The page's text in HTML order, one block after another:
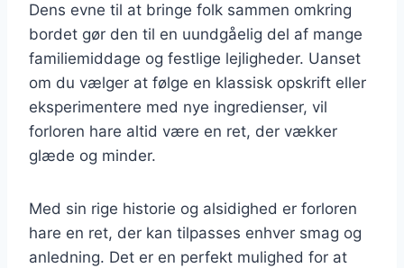
Dens evne til at bringe folk sammen omkring
bordet gør den til en uundgåelig del af mange
familiemiddage og festlige lejligheder. Uanset
om du vælger at følge en klassisk opskrift eller
eksperimentere med nye ingredienser, vil
forloren hare altid være en ret, der vækker
glæde og minder.
Med sin rige historie og alsidighed er forloren
hare en ret, der kan tilpasses enhver smag og
anledning. Det er en perfekt mulighed for at